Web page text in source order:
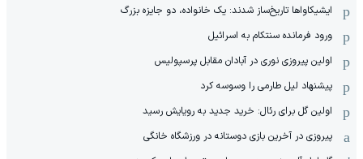
ایشیکاوا‌ها تاریخ‌ساز شدند: یک خانواده، دو جایزه بزرگ
ورود فرمانده سنتکام به اسرائیل
اولین پیروزی نوری در آبادان مقابل پرسپولیس
پیشنهاد لیل طارمی را وسوسه کرد
اولین گل برای رئال: خرید جدید به رویایش رسید
پیروزی در آخرین بازی دوستانه در ورزشگاه خانگی